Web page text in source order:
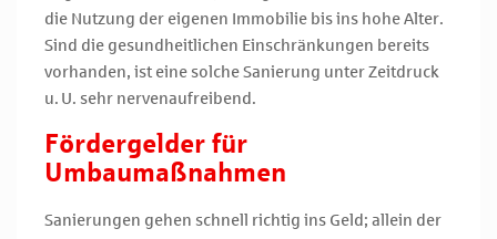
die Nutzung der eigenen Immobilie bis ins hohe Alter.
Sind die gesundheitlichen Einschränkungen bereits
vorhanden, ist eine solche Sanierung unter Zeitdruck
u. U. sehr nervenaufreibend.
Fördergelder für
Umbaumaßnahmen
Sanierungen gehen schnell richtig ins Geld; allein der